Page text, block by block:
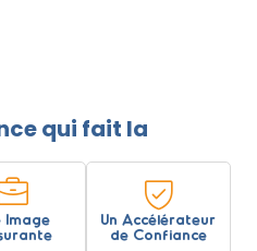
qui fait la
Image
Un Accélérateur
de Confiance